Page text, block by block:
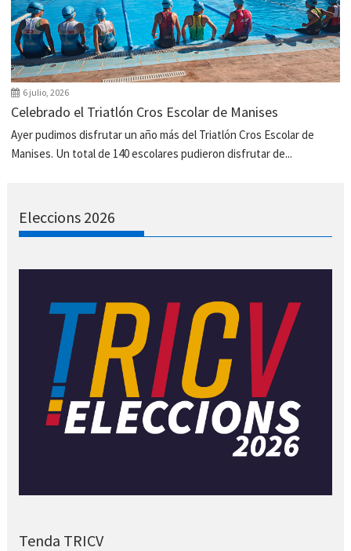
6 julio, 2026
Celebrado el Triatlón Cros Escolar de Manises
Ayer pudimos disfrutar un año más del Triatlón Cros Escolar de
Manises. Un total de 140 escolares pudieron disfrutar de...
Eleccions 2026
Tenda TRICV